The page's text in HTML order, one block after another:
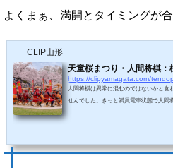
よくまぁ、満開とタイミングが
CLIP山形
天童桜まつり・人間将棋
https://clipyamagata.com/
人間将棋は異常に混むのではないかと食
せんでした。きっと満員電車状態で人間
天童市のキャンペーンガールを決め、選